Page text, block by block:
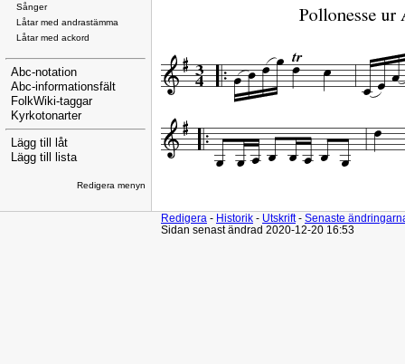
Sånger
Låtar med andrastämma
Låtar med ackord
Abc-notation
Abc-informationsfält
FolkWiki-taggar
Kyrkotonarter
Lägg till låt
Lägg till lista
Redigera menyn
Redigera - Historik - Utskrift- Senaste
Sidan senast ändrad 2020-12-20 16:53